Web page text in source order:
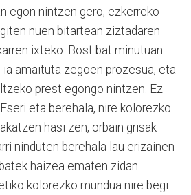
egon nintzen gero, ezkerreko
nuen bitartean ziztadaren
ixteko. Bost bat minutuan
ia amaituta zegoen prozesua, eta
prest egongo nintzen. Ez
eta berehala, nire kolorezko
hasi zen, orbain grisak
ninduten berehala lau erizainen
haizea ematen zidan.
kolorezko mundua nire begi